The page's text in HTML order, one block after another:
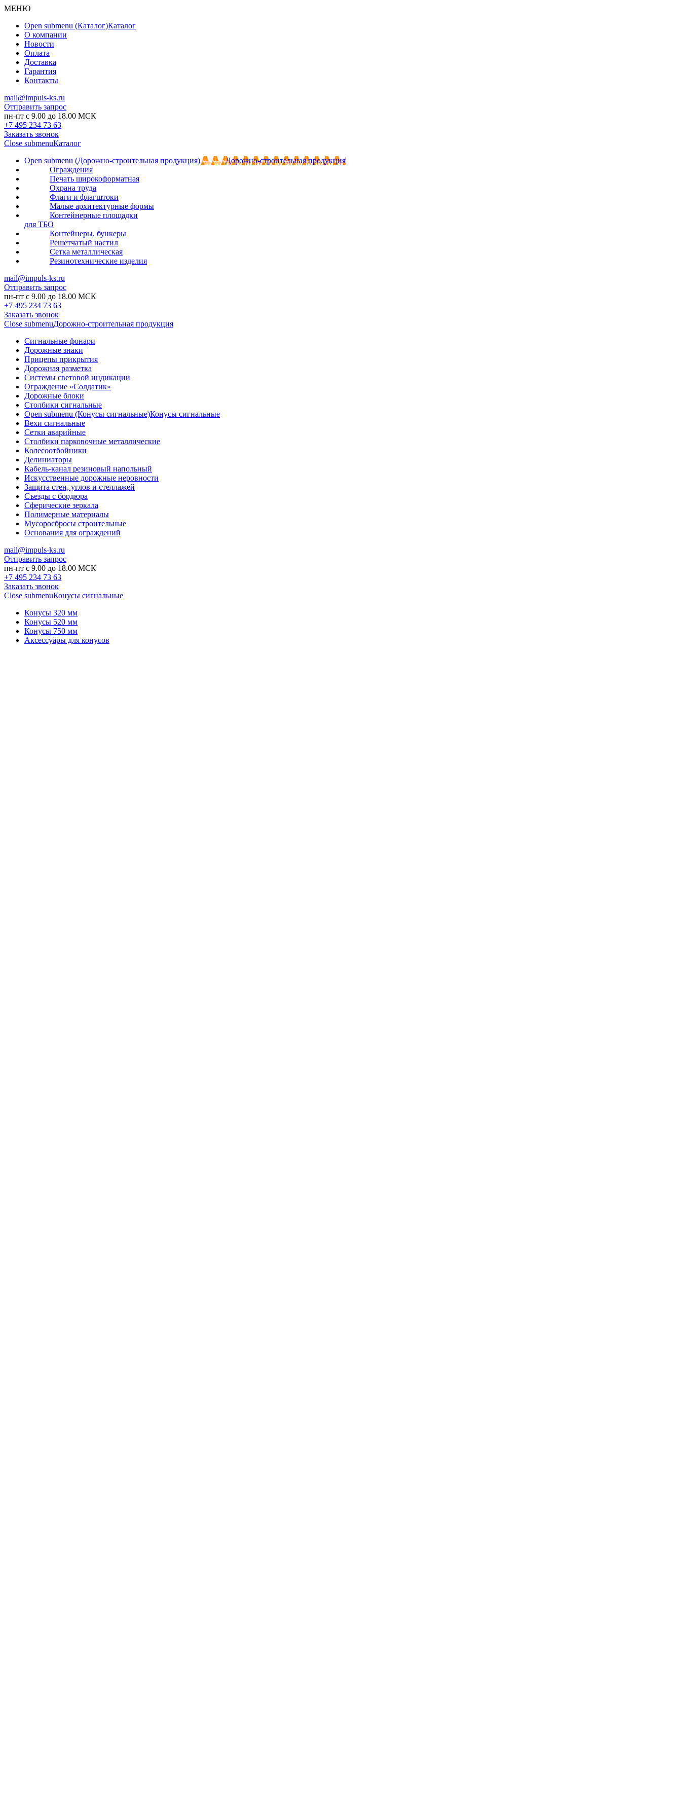
МЕНЮ
Open submenu (Каталог)Каталог
О компании
Новости
Оплата
Доставка
Гарантия
Контакты
mail@impuls-ks.ru
Отправить запрос
пн-пт с 9.00 до 18.00 МСК
+7 495 234 73 63
Заказать звонок
Close submenuКаталог
Open submenu (Дорожно-строительная продукция)
Дорожно-строительная продукция
Ограждения
Печать широкоформатная
Охрана труда
Флаги и флагштоки
Малые архитектурные формы
Контейнерные площадки
для ТБО
Контейнеры, бункеры
Решетчатый настил
Сетка металлическая
Резинотехнические изделия
mail@impuls-ks.ru
Отправить запрос
пн-пт с 9.00 до 18.00 МСК
+7 495 234 73 63
Заказать звонок
Close submenuДорожно-строительная продукция
Сигнальные фонари
Дорожные знаки
Прицепы прикрытия
Дорожная разметка
Системы световой индикации
Ограждение «Солдатик»
Дорожные блоки
Столбики сигнальные
Open submenu (Конусы сигнальные)Конусы сигнальные
Вехи сигнальные
Сетки аварийные
Столбики парковочные металлические
Колесоотбойники
Делиниаторы
Кабель-канал резиновый напольный
Искусственные дорожные неровности
Защита стен, углов и стеллажей
Съезды с бордюра
Сферические зеркала
Полимерные материалы
Мусоросбросы строительные
Основания для ограждений
mail@impuls-ks.ru
Отправить запрос
пн-пт с 9.00 до 18.00 МСК
+7 495 234 73 63
Заказать звонок
Close submenuКонусы сигнальные
Конусы 320 мм
Конусы 520 мм
Конусы 750 мм
Аксессуары для конусов